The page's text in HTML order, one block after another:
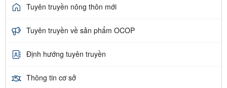
Tuyên truyền nông thôn mới
Tuyên truyền về sản phẩm OCOP
Định hướng tuyên truyền
Thông tin cơ sở